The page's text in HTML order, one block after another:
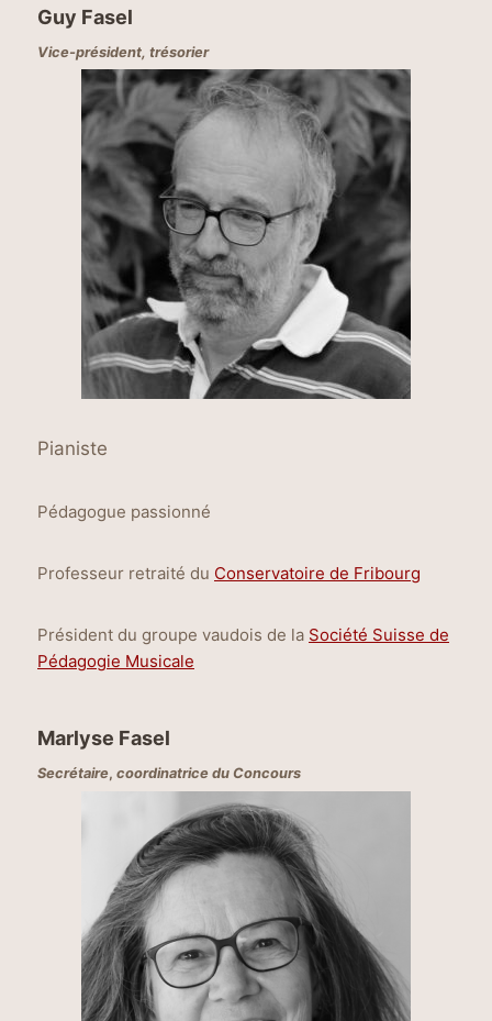
Guy Fasel
Vice-président, trésorier
Pianiste
Pédagogue passionné
Professeur retraité du Conservatoire de Fribourg
Président du groupe vaudois de la Société Suisse de
Pédagogie Musicale
Marlyse Fasel
Secrétaire, coordinatrice du Concours